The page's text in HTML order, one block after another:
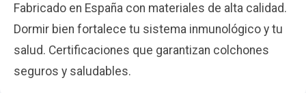
Fabricado en España con materiales de alta calidad.
Dormir bien fortalece tu sistema inmunológico y tu
salud. Certificaciones que garantizan colchones
seguros y saludables.